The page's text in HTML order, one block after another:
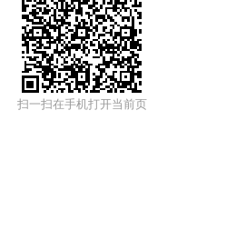
扫一扫在手机打开当前页